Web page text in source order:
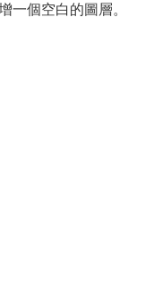
一個空白的圖層。